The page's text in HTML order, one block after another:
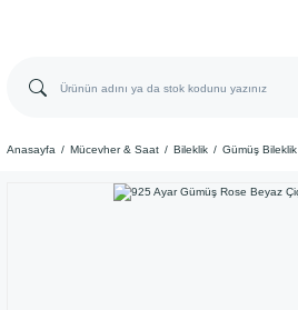
Anasayfa Mücevher & Saat Bileklik Gümüş Bileklik